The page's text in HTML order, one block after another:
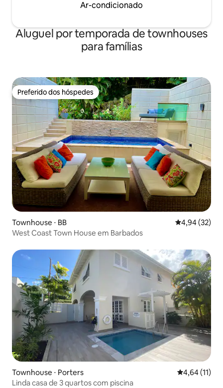
Ar-condicionado
Aluguel por temporada de townhouses
para famílias
Preferido dos hóspedes
Preferido dos hóspedes
Townhouse ⋅ BB 4,94 de uma
4,94 (32)
West Coast Town House em Barbados
Townhouse ⋅ Porters 4,64 de uma
4,64 (11)
Linda casa de 3 quartos com piscina